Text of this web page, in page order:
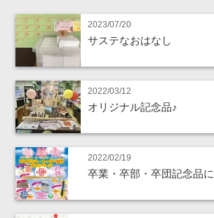
2023/07/20
サステなおはなし
2022/03/12
オリジナル記念品♪
2022/02/19
卒業・卒部・卒団記念品に